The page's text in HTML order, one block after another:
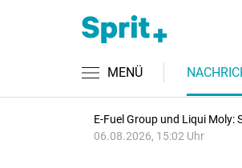
MENÜ
E-Fuel Group und Liqui
06.08.2026, 15:02 Uhr